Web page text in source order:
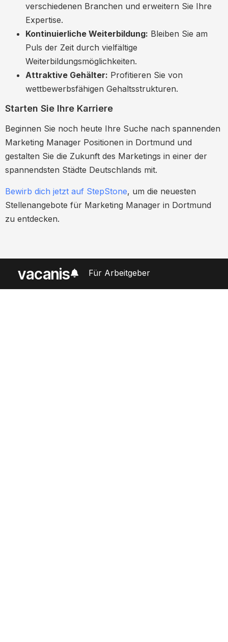
verschiedenen Branchen und erweitern Sie Ihre
Expertise.
Kontinuierliche Weiterbildung: Bleiben Sie am
Puls der Zeit durch vielfältige
Weiterbildungsmöglichkeiten.
Attraktive Gehälter: Profitieren Sie von
wettbewerbsfähigen Gehaltsstrukturen.
Starten Sie Ihre Karriere
Beginnen Sie noch heute Ihre Suche nach spannenden
Marketing Manager Positionen in Dortmund und
gestalten Sie die Zukunft des Marketings in einer der
spannendsten Städte Deutschlands mit.
Bewirb dich jetzt auf StepStone, um die neuesten
Stellenangebote für Marketing Manager in Dortmund
zu entdecken.
vacanis Für Arbeitgeber